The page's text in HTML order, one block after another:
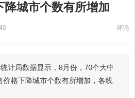
降城市个数有所增加
评论
计局数据显示，8月份，70个大中
价格下降城市个数有所增加，各线